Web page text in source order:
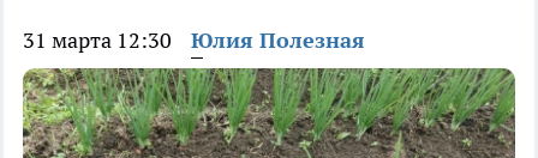
31 марта 12:30 Юлия Полезная